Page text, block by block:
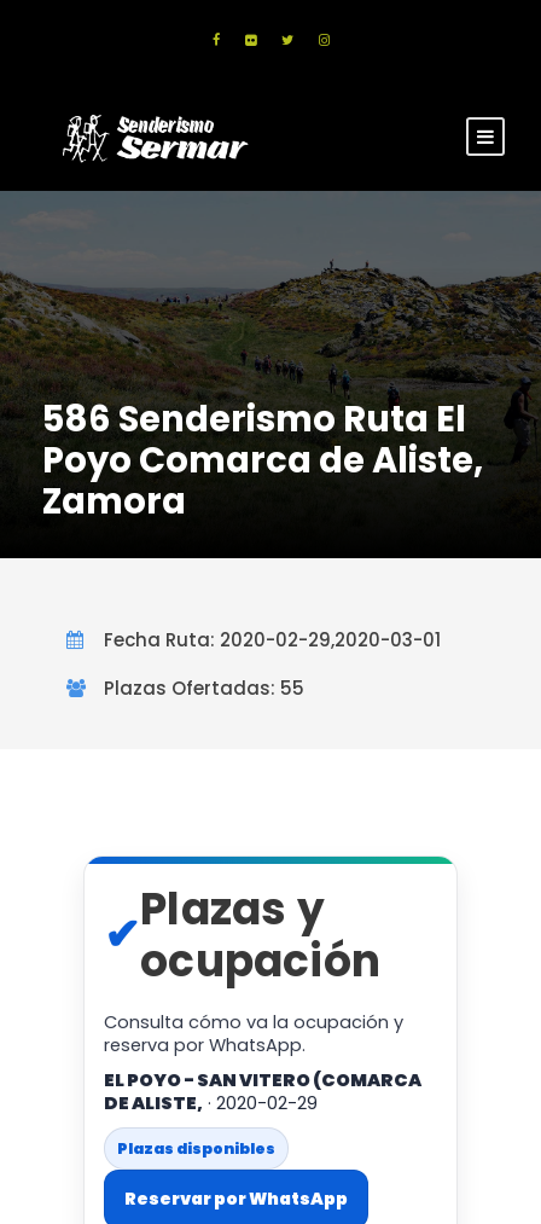
586 Senderismo Ruta El
Poyo Comarca de Aliste,
Zamora
Fecha Ruta: 2020-02-29,2020-03-01
Plazas Ofertadas: 55
✔Plazas y
ocupación
Consulta cómo va la ocupación y
reserva por WhatsApp.
EL POYO - SAN VITERO (COMARCA
DE ALISTE, · 2020-02-29
Plazas disponibles
Reservar por WhatsApp